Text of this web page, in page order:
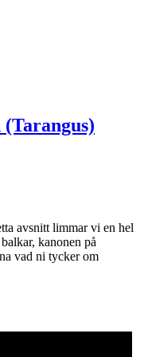
avsnitt limmar vi en hel
kanonen på
vad ni tycker om